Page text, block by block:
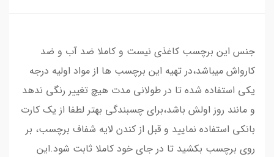
جنس این برچسب کاغذی نیست و کاملا ضد آب و ضد
کارواش میباشد،در تهیه این برچسب ها از مواد اولیه درجه
یکی استفاده شده تا در طولانی مدت هیچ تغییر رنگی ندهد
و مانند روز اولش باشد،برای چسبندگی بهتر لطفا از یک کارت
بانکی استفاده نمایید و قبل از کندن لایه شفاف برچسب، بر
روی برچسب بکشید تا در جای خود کاملا ثابت شود.این